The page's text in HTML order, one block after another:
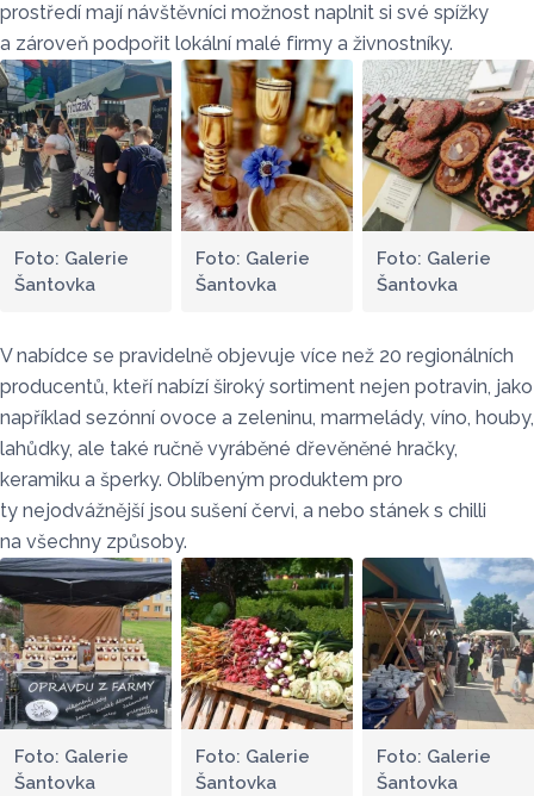
prostředí mají návštěvníci možnost naplnit si své spížky
a zároveň podpořit lokální malé firmy a živnostníky.
Foto: Galerie
Šantovka
Foto: Galerie
Šantovka
Foto: Galerie
Šantovka
V nabídce se pravidelně objevuje více než 20 regionálních
producentů, kteří nabízí široký sortiment nejen potravin, jako
například sezónní ovoce a zeleninu, marmelády, víno, houby,
lahůdky, ale také ručně vyráběné dřevěněné hračky,
keramiku a šperky. Oblíbeným produktem pro
ty nejodvážnější jsou sušení červi, a nebo stánek s chilli
na všechny způsoby.
Foto: Galerie
Šantovka
Foto: Galerie
Šantovka
Foto: Galerie
Šantovka